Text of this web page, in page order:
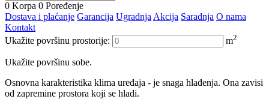
0 Korpa 0 Poređenje
Dostava i plaćanje Garancija Ugradnja Akcija Saradnja O nama
Kontakt
Ukažite površinu prostorije:
m2
Ukažite površinu sobe.
Osnovna karakteristika klima uređaja - je snaga hlađenja. Ona zavisi
od zapremine prostora koji se hladi.